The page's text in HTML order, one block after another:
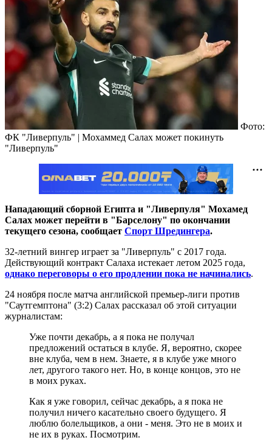
Фото:
ФК "Ливерпуль" | Мохаммед Салах может покинуть
"Ливерпуль"
Нападающий сборной Египта и "Ливерпуля" Мохамед
Салах может перейти в "Барселону" по окончании
текущего сезона, сообщает Спорт Шредингера.
32-летний вингер играет за "Ливерпуль" с 2017 года.
Действующий контракт Салаха истекает летом 2025 года,
однако переговоры о его продлении пока не начинались.
24 ноября после матча английской премьер-лиги против
"Саутгемптона" (3:2) Салах рассказал об этой ситуации
журналистам:
Уже почти декабрь, а я пока не получал
предложений остаться в клубе. Я, вероятно, скорее
вне клуба, чем в нем. Знаете, я в клубе уже много
лет, другого такого нет. Но, в конце концов, это не
в моих руках.
Как я уже говорил, сейчас декабрь, а я пока не
получил ничего касательно своего будущего. Я
люблю болельщиков, а они - меня. Это не в моих и
не их в руках. Посмотрим.